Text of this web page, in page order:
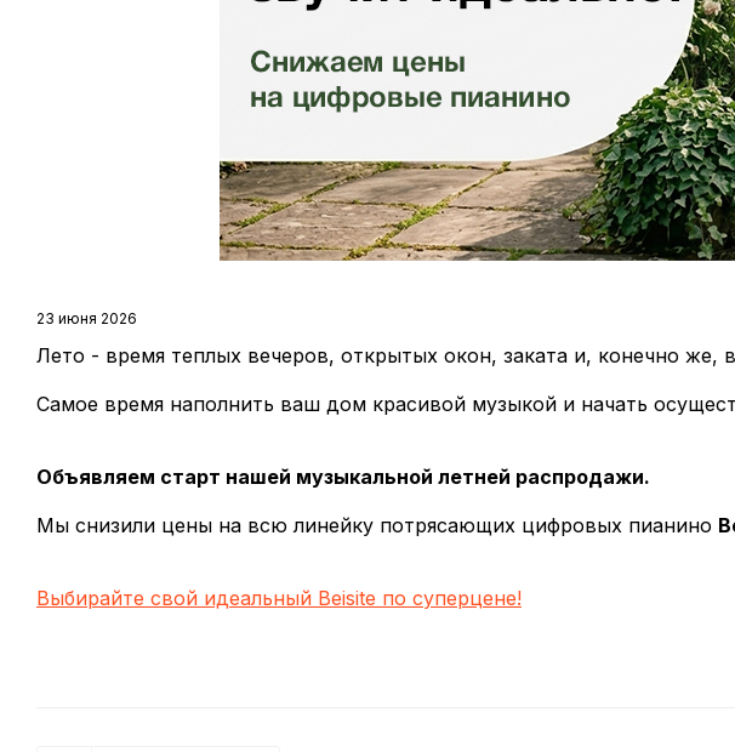
23 июня 2026
Лето - время теплых вечеров, открытых окон, заката и, конечно же,
Самое время наполнить ваш дом красивой музыкой и начать
Объявляем старт нашей музыкальной летней распродажи.
Мы снизили цены на всю линейку потрясающих цифровых пианино
Выбирайте свой идеальный Beisite по суперцене!